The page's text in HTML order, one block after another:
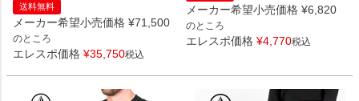
送料無料
メーカー希望小売価格 ¥71,500
のところ
エレスポ価格 ¥35,750税込
メーカー希望小売価格 ¥6,820
のところ
エレスポ価格 ¥4,770税込